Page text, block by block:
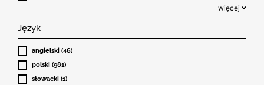
więcej
Język
angielski (46)
polski (981)
słowacki (1)